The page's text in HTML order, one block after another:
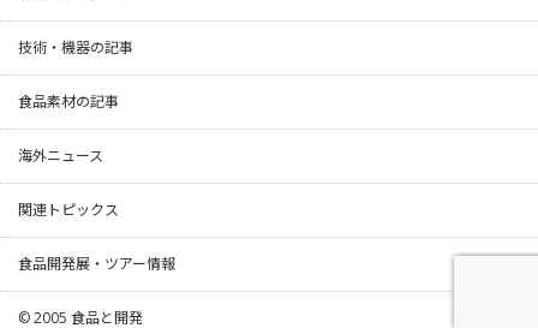
技術・機器の記事
食品素材の記事
海外ニュース
関連トピックス
食品開発展・ツアー情報
© 2005 食品と開発